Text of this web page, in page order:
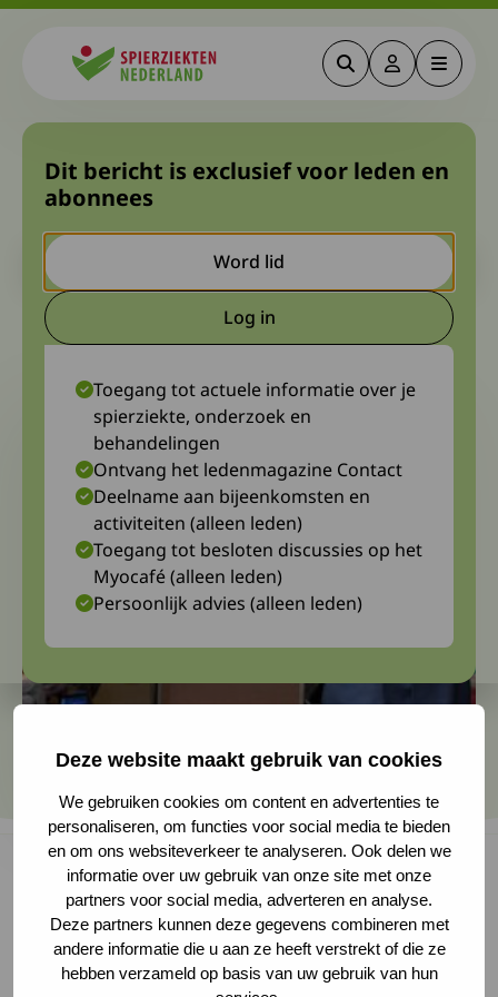
Deze website maakt gebruik van cookies
We gebruiken cookies om content en advertenties te
personaliseren, om functies voor social media te bieden
en om ons websiteverkeer te analyseren. Ook delen we
informatie over uw gebruik van onze site met onze
partners voor social media, adverteren en analyse.
Deze partners kunnen deze gegevens combineren met
andere informatie die u aan ze heeft verstrekt of die ze
hebben verzameld op basis van uw gebruik van hun
ZoekenDeze link
Menu
Lopend onderzoek
Myastenia Gravis
Let op. Dit is een ouder bericht. Het kan zijn dat de inhoud niet
meer actueel is.
15 december 2022 Werkgroep Myasthenie
Welke nieuwe medicatie is er voor myasthenia
gravis? Prof. dr. Jan Verschuuren en dr. Martijn
Tannemaat maakten een overzicht van het
Dit bericht is exclusief voor leden en
abonnees
Word lid
Log inDeze link gaat naar een
Toegang tot actuele informatie over je
spierziekte, onderzoek en
behandelingen
Ontvang het ledenmagazine Contact
Deelname aan bijeenkomsten en
activiteiten (alleen leden)
Toegang tot besloten discussies op het
Myocafé (alleen leden)
Persoonlijk advies (alleen leden)